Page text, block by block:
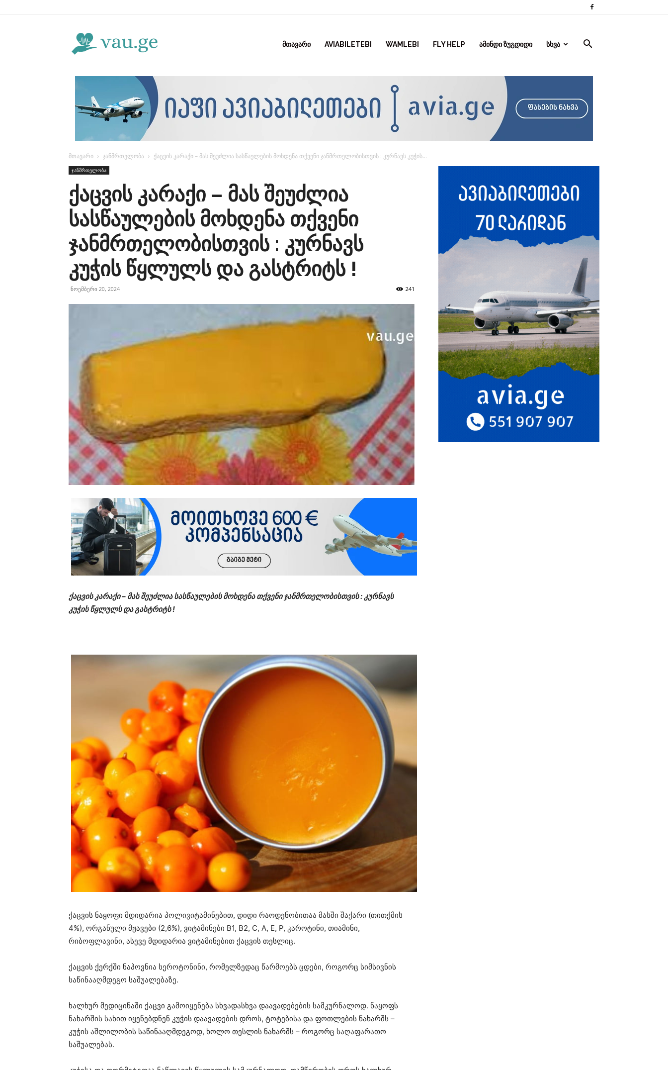
ᲛᲗᲐᲕᲐᲠᲘ AVIABILETEBI WAMLEBI FLY HELP ᲐᲛᲘᲜᲓᲘ ᲖᲣᲒᲓᲘᲓᲘ ᲡᲮᲕᲐ
მთავარი ჯანმრთელობა ქაცვის კარაქი – მას შეუძლია სასწაულების მოხდენა თქვენი ჯანმრთელობისთვის : კურნავს კუჭის...
ჯანმრთელობა
ქაცვის კარაქი – მას შეუძლია
სასწაულების მოხდენა თქვენი
ჯანმრთელობისთვის : კურნავს
კუჭის წყლულს და გასტრიტს !
ნოემბერი 20, 2024 241
ქაცვის კარაქი – მას შეუძლია სასწაულების მოხდენა თქვენი ჯანმრთელობისთვის : კურნავს
კუჭის წყლულს და გასტრიტს !
ქაცვის ნაყოფი მდიდარია პოლივიტამინებით, დიდი რაოდენობითაა მასში შაქარი (თითქმის
4%), ორგანული მჟავები (2,6%), ვიტამინები B1, B2, C, A, E, P, კაროტინი, თიამინი,
რიბოფლავინი, ასევე მდიდარია ვიტამინებით ქაცვის თესლიც.
ქაცვის ქერქში ნაპოვნია სეროტონინი, რომელზედაც წარმოებს ცდები, როგორც სიმსივნის
საწინააღმდეგო საშუალებაზე.
ხალხურ მედიცინაში ქაცვი გამოიყენება სხვადასხვა დაავადებების სამკურნალოდ. ნაყოფს
ნახარშის სახით იყენებდნენ კუჭის დაავადების დროს, ტოტებისა და ფოთლების ნახარშს –
კუჭის აშლილობის საწინააღმდეგოდ, ხოლო თესლის ნახარშს – როგორც საღაფარათო
საშუალებას.